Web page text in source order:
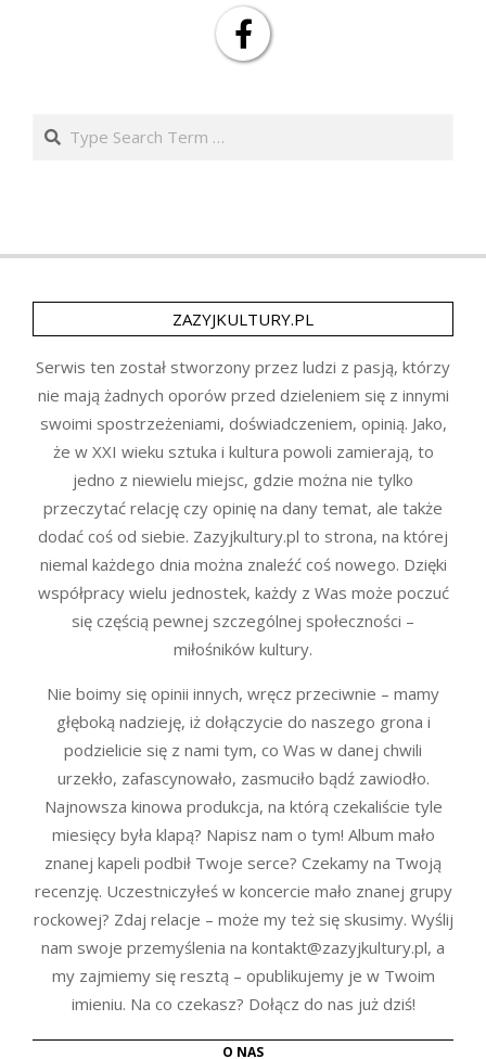
Search
ZAZYJKULTURY.PL
Serwis ten został stworzony przez ludzi z pasją, którzy
nie mają żadnych oporów przed dzieleniem się z innymi
swoimi spostrzeżeniami, doświadczeniem, opinią. Jako,
że w XXI wieku sztuka i kultura powoli zamierają, to
jedno z niewielu miejsc, gdzie można nie tylko
przeczytać relację czy opinię na dany temat, ale także
dodać coś od siebie. Zazyjkultury.pl to strona, na której
niemal każdego dnia można znaleźć coś nowego. Dzięki
współpracy wielu jednostek, każdy z Was może poczuć
się częścią pewnej szczególnej społeczności –
miłośników kultury.
Nie boimy się opinii innych, wręcz przeciwnie – mamy
głęboką nadzieję, iż dołączycie do naszego grona i
podzielicie się z nami tym, co Was w danej chwili
urzekło, zafascynowało, zasmuciło bądź zawiodło.
Najnowsza kinowa produkcja, na którą czekaliście tyle
miesięcy była klapą? Napisz nam o tym! Album mało
znanej kapeli podbił Twoje serce? Czekamy na Twoją
recenzję. Uczestniczyłeś w koncercie mało znanej grupy
rockowej? Zdaj relacje – może my też się skusimy. Wyślij
nam swoje przemyślenia na kontakt@zazyjkultury.pl, a
my zajmiemy się resztą – opublikujemy je w Twoim
imieniu. Na co czekasz? Dołącz do nas już dziś!
O NAS